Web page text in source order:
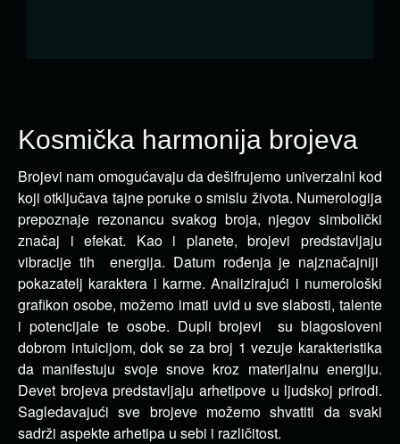
Kosmička harmonija brojeva
Brojevi nam omogućavaju da dešifrujemo univerzalni kod
koji otključava tajne poruke o smislu života. Numerologija
prepoznaje rezonancu svakog broja, njegov simbolički
značaj i efekat. Kao i planete, brojevi predstavljaju
vibracije tih energija. Datum rođenja je najznačajniji
pokazatelj karaktera i karme. Analizirajući i numerološki
grafikon osobe, možemo imati uvid u sve slabosti, talente
i potencijale te osobe. Dupli brojevi su blagosloveni
dobrom intuicijom, dok se za broj 1 vezuje karakteristika
da manifestuju svoje snove kroz materijalnu energiju.
Devet brojeva predstavljaju arhetipove u ljudskoj prirodi.
Sagledavajući sve brojeve možemo shvatiti da svaki
sadrži aspekte arhetipa u sebi i različitost.